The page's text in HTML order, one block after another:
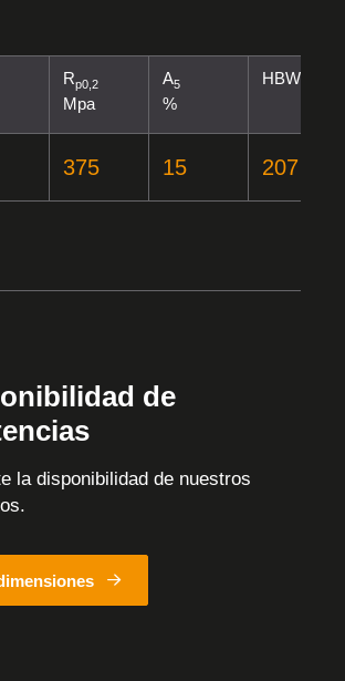
Rp0,2
Mpa
A5
%
HBW
375 15 207
de
la disponibilidad de nuestros